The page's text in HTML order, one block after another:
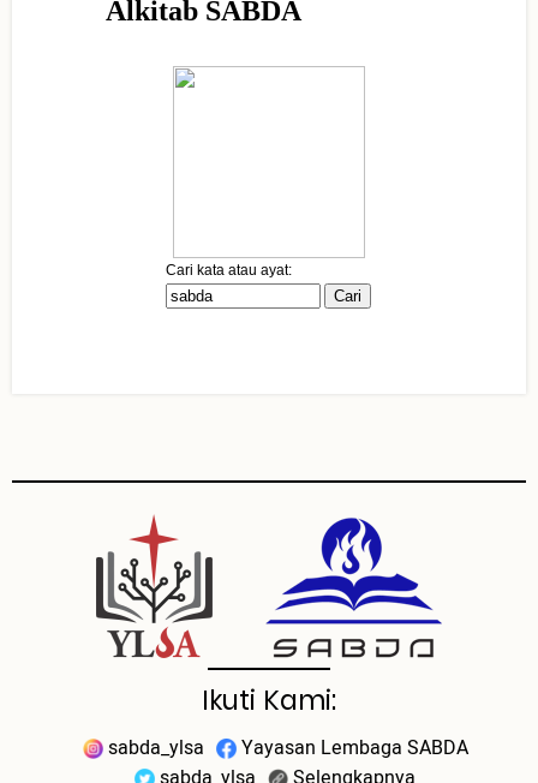
Ikuti Kami:
sabda_ylsa
Yayasan Lembaga SABDA